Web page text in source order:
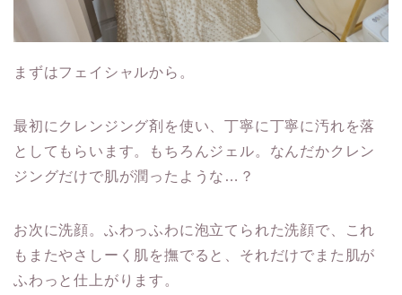
まずはフェイシャルから。
最初にクレンジング剤を使い、丁寧に丁寧に汚れを落
としてもらいます。もちろんジェル。なんだかクレン
ジングだけで肌が潤ったような…？
お次に洗顔。ふわっふわに泡立てられた洗顔で、これ
もまたやさしーく肌を撫でると、それだけでまた肌が
ふわっと仕上がります。